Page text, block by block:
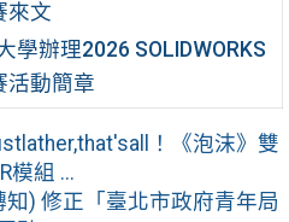
來文
學辦理2026 SOLIDWORKS
活動簡章
！《泡沫》雙
模組 ...
知) 修正「臺北市政府青年局